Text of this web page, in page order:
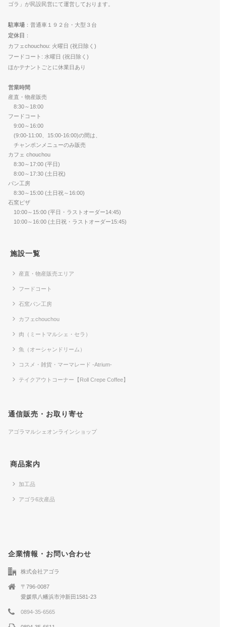
ゴラ」が民設民営にて運営しております。
駐車場 ：普通車１９２台・大型３台
定休日 ：
カフェchouchou: 火曜日 (祝日除く)
フードコート: 水曜日 (祝日除く)
ほかテナントごとに休業日あり
営業時間
産直・物産販売
8:30～18:00
フードコート
9:00～16:00
(9:00-11:00、15:00-16:00)の間は、
チャンポンメニューのみ販売
カフェ chouchou
8:30～17:00 (平日)
8:00～17:30 (土日祝)
パン工房
8:30～15:00 (土日祝～16:00)
石窯ピザ
10:00～15:00 (平日・ラストオーダー14:45)
10:00～16:00 (土日祝・ラストオーダー15:45)
施設一覧
産直・物産販売エリア
フードコート
石窯パン工房
カフェchouchou
肉（ミートマルシェ・セラ）
魚（オーシャンドリーム）
コスメ・雑貨・マーマレード -Atrium-
テイクアウトコーナー【Roll Crepe Coffee】
通信販売・お取り寄せ
アゴラマルシェオンラインショップ
商品案内
加工品
アゴラ6次産品
企業情報・お問い合わせ
株式会社アゴラ
〒796-0087
愛媛県八幡浜市沖新田1581-23
0894-35-6565